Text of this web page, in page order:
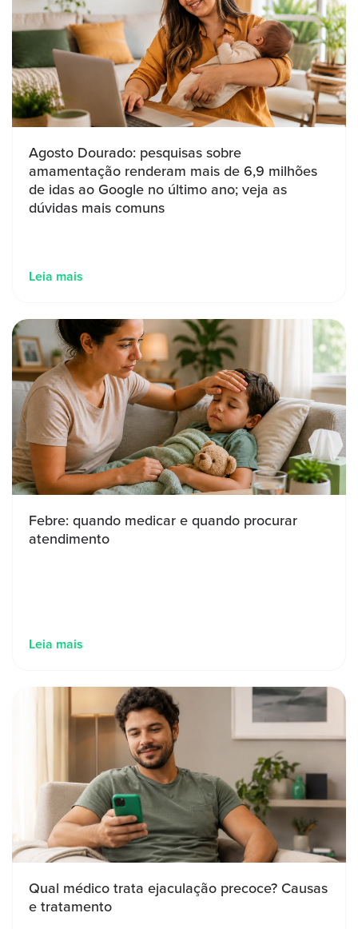
Agosto Dourado: pesquisas sobre
amamentação renderam mais de 6,9 milhões
de idas ao Google no último ano; veja as
dúvidas mais comuns
Leia mais
Febre: quando medicar e quando procurar
atendimento
Leia mais
Qual médico trata ejaculação precoce? Causas
e tratamento